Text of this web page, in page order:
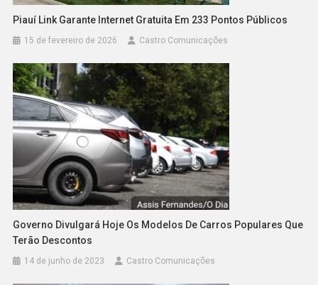
Piauí Link Garante Internet Gratuita Em 233 Pontos Públicos
15 de fevereiro de 2026 Castro Comunicações
Governo Divulgará Hoje Os Modelos De Carros Populares Que
Terão Descontos
14 de junho de 2023 Castro Comunicações